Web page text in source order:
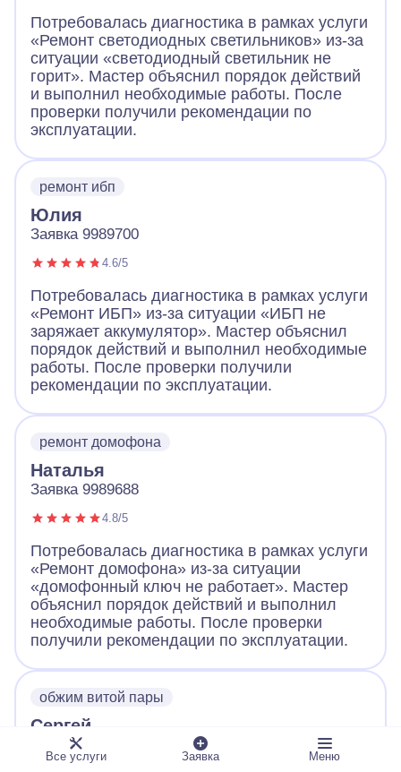
Потребовалась диагностика в рамках услуги
«Ремонт светодиодных светильников» из-за
ситуации «светодиодный светильник не
горит». Мастер объяснил порядок действий
и выполнил необходимые работы. После
проверки получили рекомендации по
эксплуатации.
ремонт ибп
Юлия
Заявка 9989700
4.6/5
Потребовалась диагностика в рамках услуги
«Ремонт ИБП» из-за ситуации «ИБП не
заряжает аккумулятор». Мастер объяснил
порядок действий и выполнил необходимые
работы. После проверки получили
рекомендации по эксплуатации.
ремонт домофона
Наталья
Заявка 9989688
4.8/5
Потребовалась диагностика в рамках услуги
«Ремонт домофона» из-за ситуации
«домофонный ключ не работает». Мастер
объяснил порядок действий и выполнил
необходимые работы. После проверки
получили рекомендации по эксплуатации.
обжим витой пары
Сергей
Заявка 9989661
Все услуги Заявка Меню